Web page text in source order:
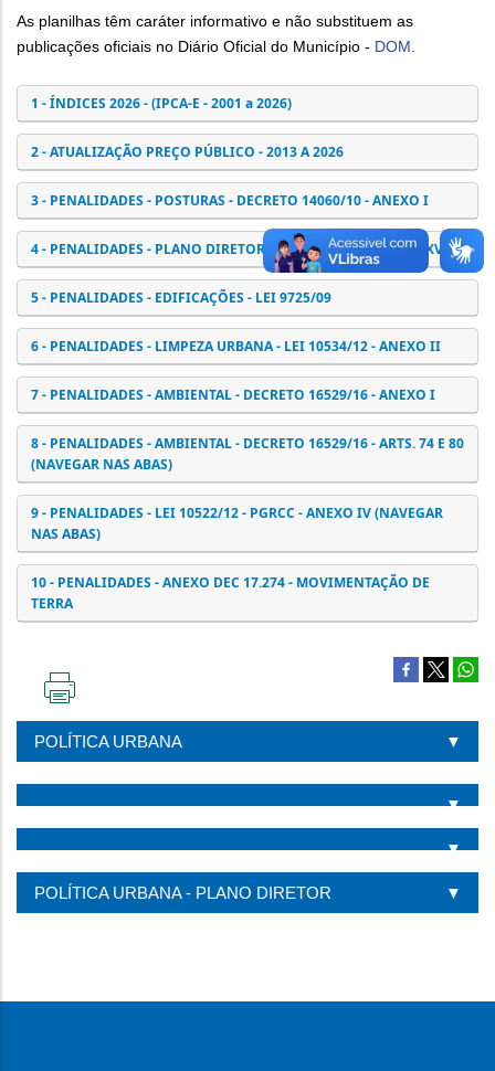
As planilhas têm caráter informativo e não substituem as
publicações oficiais no Diário Oficial do Município - DOM
1 - ÍNDICES 2026 - (IPCA-E - 2001 a 2026)
2 - ATUALIZAÇÃO PREÇO PÚBLICO - 2013 A 2026
3 - PENALIDADES - POSTURAS - DECRETO 14060/10 - ANEXO I
4 - PENALIDADES - PLANO DIRETOR - LEI 11.181/19 - ANEXO XVI
5 - PENALIDADES - EDIFICAÇÕES - LEI 9725/09
6 - PENALIDADES - LIMPEZA URBANA - LEI 10534/12 - ANEXO II
7 - PENALIDADES - AMBIENTAL - DECRETO 16529/16 - ANEXO I
8 - PENALIDADES - AMBIENTAL - DECRETO 16529/16 - ARTS. 74 E 80
(NAVEGAR NAS ABAS)
9 - PENALIDADES - LEI 10522/12 - PGRCC - ANEXO IV (NAVEGAR
NAS ABAS)
10 - PENALIDADES - ANEXO DEC 17.274 - MOVIMENTAÇÃO DE
TERRA
ESTA
PÁGINA
POLÍTICA URBANA
POLÍTICA URBANA - PLANO DIRETOR